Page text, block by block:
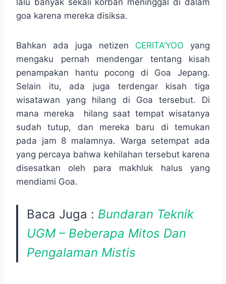
lalu banyak sekali korban meninggal di dalam
goa karena mereka disiksa.
Bahkan ada juga netizen CERITA’YOO yang
mengaku pernah mendengar tentang kisah
penampakan hantu pocong di Goa Jepang.
Selain itu, ada juga terdengar kisah tiga
wisatawan yang hilang di Goa tersebut. Di
mana mereka hilang saat tempat wisatanya
sudah tutup, dan mereka baru di temukan
pada jam 8 malamnya. Warga setempat ada
yang percaya bahwa kehilahan tersebut karena
disesatkan oleh para makhluk halus yang
mendiami Goa.
Baca Juga : Bundaran Teknik
UGM – Beberapa Mitos Dan
Pengalaman Mistis